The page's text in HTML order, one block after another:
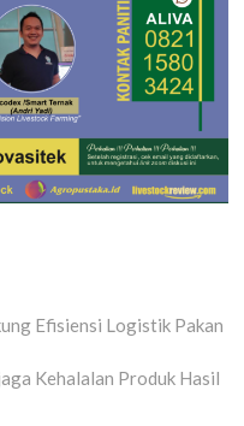
Efisiensi Logistik Pakan
Kehalalan Produk Hasil